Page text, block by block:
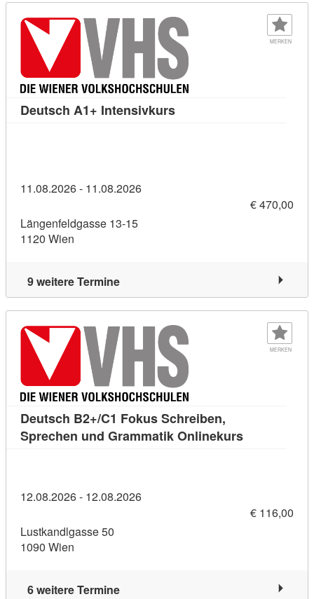
MERKEN
Deutsch A1+ IntensivkursKursdetail: Deutsch A1+
11.08.2026 - 11.08.2026
€ 470,00
Längenfeldgasse 13-15
1120 Wien
9 weitere Termine
MERKEN
Deutsch B2+/C1 Fokus Schreiben,
Sprechen und Grammatik OnlinekursKursdetail:
12.08.2026 - 12.08.2026
€ 116,00
Lustkandlgasse 50
1090 Wien
6 weitere Termine